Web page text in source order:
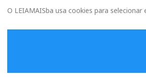
O LEIAMAISba usa cookies para